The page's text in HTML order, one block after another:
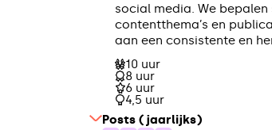
social media. We
contentthema’s en
aan een consistente en
10 uur
8 uur
6 uur
4,5 uur
Posts (jaarlijks)